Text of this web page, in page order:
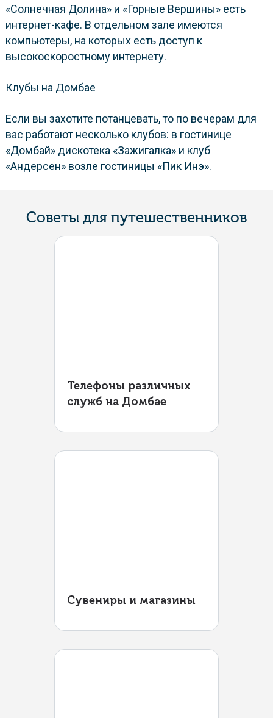
«Солнечная Долина» и «Горные Вершины» есть
интернет-кафе. В отдельном зале имеются
компьютеры, на которых есть доступ к
высокоскоростному интернету.
Клубы на Домбае
Если вы захотите потанцевать, то по вечерам для
вас работают несколько клубов: в гостинице
«Домбай» дискотека «Зажигалка» и клуб
«Андерсен» возле гостиницы «Пик Инэ».
Советы для путешественников
Телефоны различных
служб на Домбае
Сувениры и магазины